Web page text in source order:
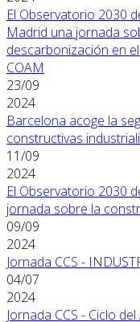
El Observatorio 2030
Madrid una jornada
descarbonización en
COAM
23/09
2024
Barcelona acoge la
constructivas
11/09
2024
El Observatorio 2030
jornada sobre la
09/09
2024
Jornada CCS -
04/07
2024
Jornada CCS - Ciclo